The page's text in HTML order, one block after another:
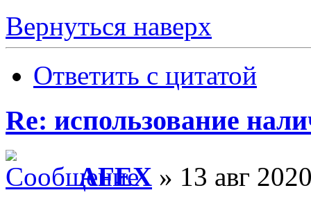
Вернуться наверх
Ответить с цитатой
Re: использование
AFEX » 13 авг